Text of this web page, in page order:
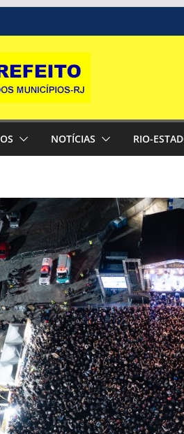
NOTÍCIAS RIO-